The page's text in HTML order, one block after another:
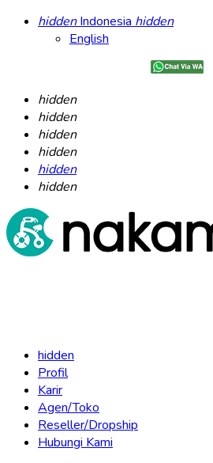
hiddenIndonesia hidden
English
hidden
hidden
hidden
hidden
hidden
hidden
hidden
Profil
Karir
Agen/Toko
Reseller/Dropship
Hubungi Kami